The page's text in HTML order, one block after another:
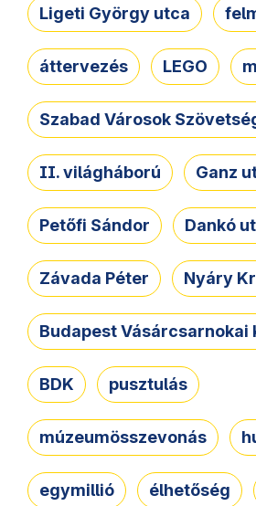
Ligeti György utca
áttervezés LEGO
Szabad Városok
II. világháború Ganz
Petőfi Sándor Dankó
Závada Péter Nyáry
Budapest Vásárcsarnokai
BDK pusztulás
múzeumösszevonás
egymillió élhetőség